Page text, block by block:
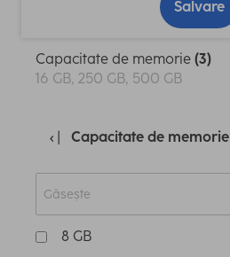
Salvare
Capacitate de memorie (3)
16 GB, 250 GB, 500 GB
Capacitate de memorie
8 GB